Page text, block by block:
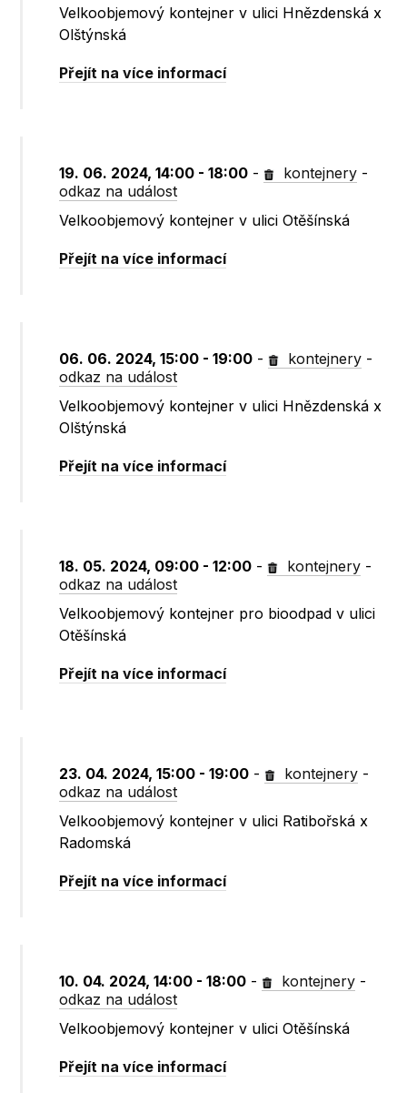
Velkoobjemový kontejner v ulici Hnězdenská x
Olštýnská
Přejít na více informací
19. 06. 2024, 14:00 - 18:00 - kontejnery -
odkaz na událost
Velkoobjemový kontejner v ulici Otěšínská
Přejít na více informací
06. 06. 2024, 15:00 - 19:00 - kontejnery -
odkaz na událost
Velkoobjemový kontejner v ulici Hnězdenská x
Olštýnská
Přejít na více informací
18. 05. 2024, 09:00 - 12:00 - kontejnery -
odkaz na událost
Velkoobjemový kontejner pro bioodpad v ulici
Otěšínská
Přejít na více informací
23. 04. 2024, 15:00 - 19:00 - kontejnery -
odkaz na událost
Velkoobjemový kontejner v ulici Ratibořská x
Radomská
Přejít na více informací
10. 04. 2024, 14:00 - 18:00 - kontejnery -
odkaz na událost
Velkoobjemový kontejner v ulici Otěšínská
Přejít na více informací